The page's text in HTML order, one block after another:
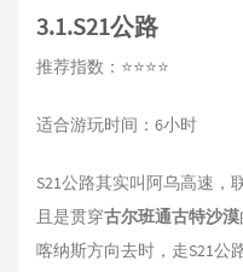
3.1.S21公路
推荐指数：⭐⭐⭐⭐
适合游玩时间：6小时
S21公路其实叫阿乌高速，
且是贯穿古尔班通古特沙漠
喀纳斯方向去时，走S21公